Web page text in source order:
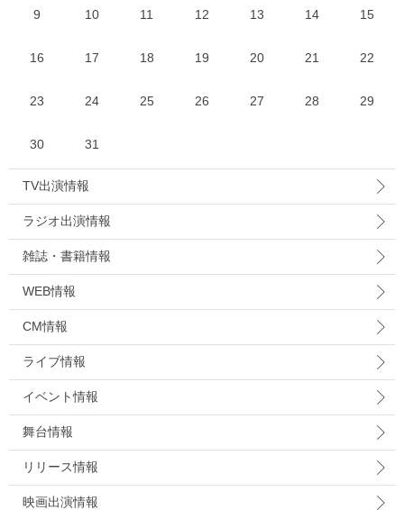
9 10 11 12 13 14 15
16 17 18 19 20 21 22
23 24 25 26 27 28 29
30 31
TV出演情報
ラジオ出演情報
雑誌・書籍情報
WEB情報
CM情報
ライブ情報
イベント情報
舞台情報
リリース情報
映画出演情報